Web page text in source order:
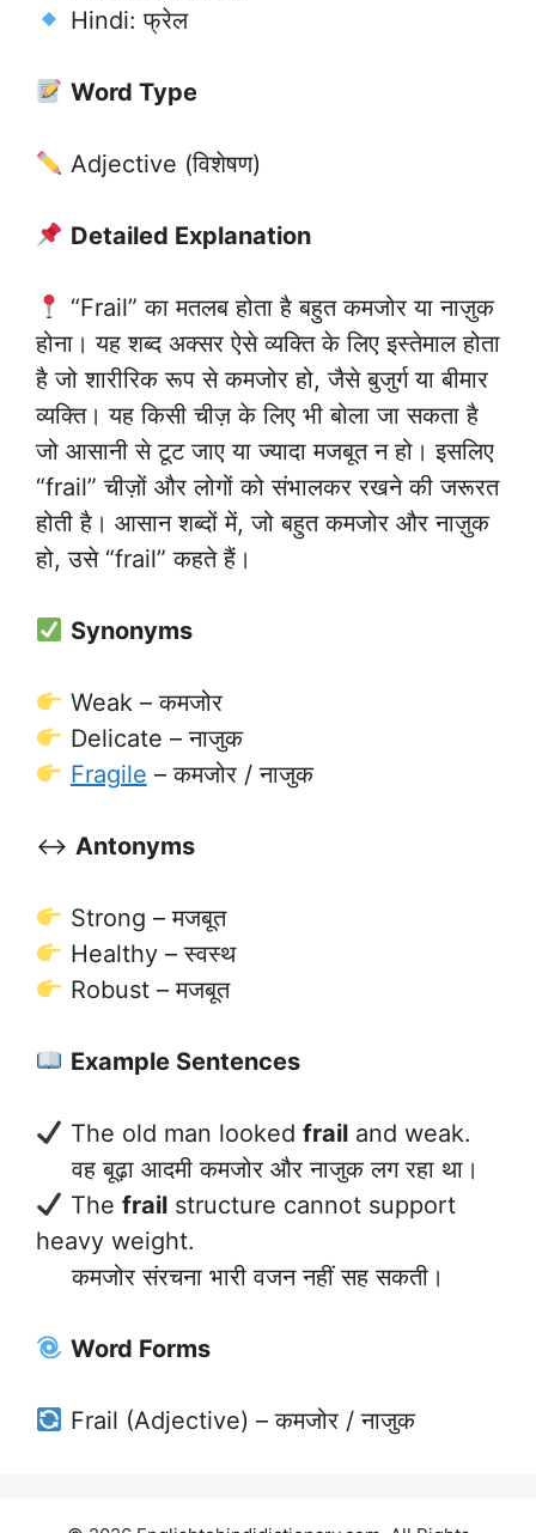
Hindi: फ्रेल
Word Type
Adjective (विशेषण)
Detailed Explanation
“Frail” का मतलब होता है बहुत कमजोर या नाज़ुक
होना। यह शब्द अक्सर ऐसे व्यक्ति के लिए इस्तेमाल होता
है जो शारीरिक रूप से कमजोर हो, जैसे बुजुर्ग या बीमार
व्यक्ति। यह किसी चीज़ के लिए भी बोला जा सकता है
जो आसानी से टूट जाए या ज्यादा मजबूत न हो। इसलिए
“frail” चीज़ों और लोगों को संभालकर रखने की जरूरत
होती है। आसान शब्दों में, जो बहुत कमजोर और नाज़ुक
हो, उसे “frail” कहते हैं।
Synonyms
Weak – कमजोर
Delicate – नाजुक
Fragile – कमजोर / नाजुक
↔️ Antonyms
Strong – मजबूत
Healthy – स्वस्थ
Robust – मजबूत
Example Sentences
The old man looked frailand weak.
वह बूढ़ा आदमी कमजोर और नाजुक लग रहा था।
The frailstructure cannot support
heavy weight.
कमजोर संरचना भारी वजन नहीं सह सकती।
Word Forms
Frail (Adjective) – कमजोर / नाजुक